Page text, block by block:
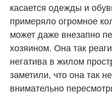
касается одежды и
примеряло огромное
может даже внезапно
хозяином. Она так
негатива в жилом
заметили, что она так
внимательно